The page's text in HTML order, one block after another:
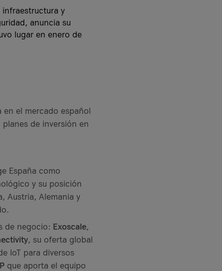
y
anuncia su
lugar en enero de
en el mercado español
de inversión en
España como
y su posición
Austria, Alemania y
de negocio: Exoscale,
, su oferta global
IoT para diversos
que aporta el equipo